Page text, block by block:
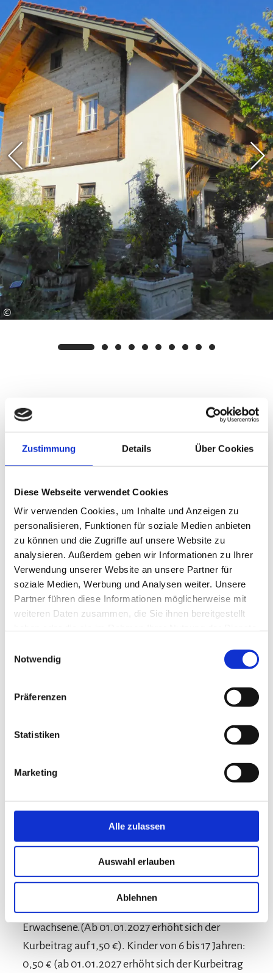
Zustimmung Details Über Cookies
Diese Webseite verwendet Cookies
Wir verwenden Cookies, um Inhalte und Anzeigen zu
personalisieren, Funktionen für soziale Medien anbieten
zu können und die Zugriffe auf unsere Website zu
analysieren. Außerdem geben wir Informationen zu Ihrer
Verwendung unserer Website an unsere Partner für
soziale Medien, Werbung und Analysen weiter. Unsere
Partner führen diese Informationen möglicherweise mit
weiteren Daten zusammen, die Sie ihnen bereitgestellt
Notwendig
Präferenzen
Statistiken
Marketing
Alle zulassen
Auswahl erlauben
Ablehnen
©
Ausstattung & Informationen
Anreise: 15:00 - 21:00 Abreise: 06:00 - 10:00
Services
Fahrradparkplätze
kostenloser Parkplatz
Parkplatz am Haus
Allergikerfreundliche Zimmer verfügbar
Zahlungsoptionen vor Ort
Ausschließlich Barzahlung
Aktivitäten
Touren zu Fuß
kostenloses W-LAN (in der gesamten Unterkunft)
Nichtraucherunterkunft (Alle öffentlichen und privaten
Bereiche sind Nichtraucherzonen)
Konditionen/Extras
Erwachsene.(Ab 01.01.2027 erhöht sich der
Kurbeitrag auf 1,50 €). Kinder von 6 bis 17 Jahren:
0,50 € (ab 01.01.2027 erhöht sich der Kurbeitrag